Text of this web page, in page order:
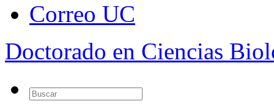
Correo UC
Doctorado en Ciencias